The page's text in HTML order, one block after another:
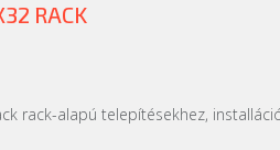
RACK
rack-alapú telepítésekhez,